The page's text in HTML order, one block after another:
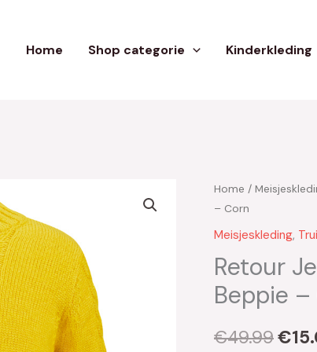
Home Shop categorie Kinderkleding
Home /
– Corn
Meisjeskleding,
Retour
Beppie –
€49.99
prijs
was:
€